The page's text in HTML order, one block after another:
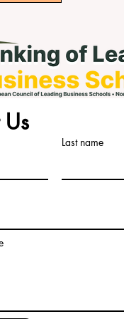
Last name